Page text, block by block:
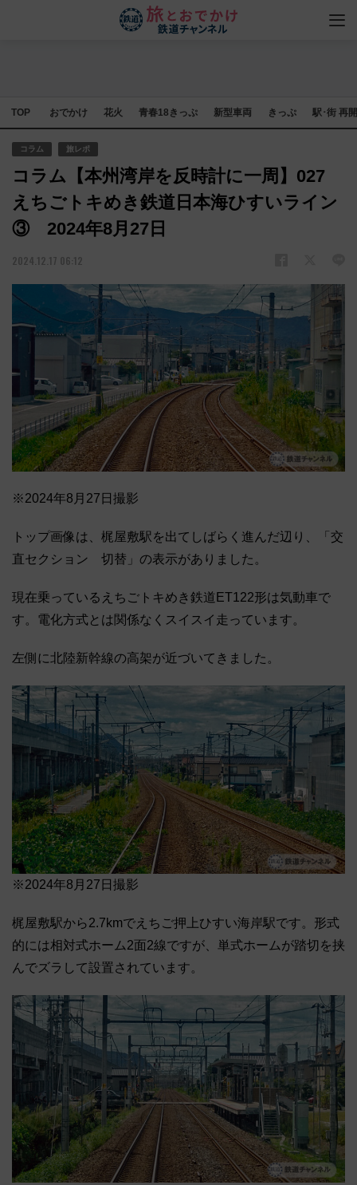
TOP おでかけ 花火 青春18きっぷ 新型車両 きっぷ 駅･街 再
コラム 旅レポ
コラム【本州湾岸を反時計に一周】027
えちごトキめき鉄道日本海ひすいライン
③ 2024年8月27日
2024.12.17 06:12
※2024年8月27日撮影
トップ画像は、梶屋敷駅を出てしばらく進んだ辺り、「交
直セクション 切替」の表示がありました。
現在乗っているえちごトキめき鉄道ET122形は気動車で
す。電化方式とは関係なくスイスイ走っています。
左側に北陸新幹線の高架が近づいてきました。
※2024年8月27日撮影
梶屋敷駅から2.7kmでえちご押上ひすい海岸駅です。形式
的には相対式ホーム2面2線ですが、単式ホームが踏切を挟
んでズラして設置されています。